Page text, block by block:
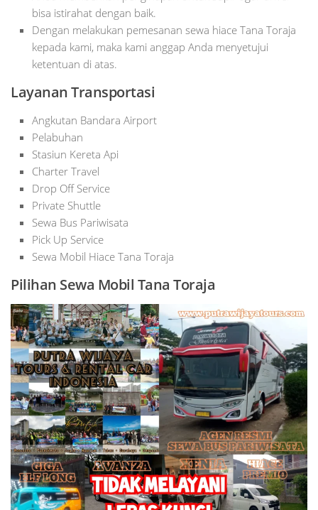
bisa istirahat dengan baik.
Dengan melakukan pemesanan sewa hiace Tana Toraja
kepada kami, maka kami anggap Anda menyetujui
ketentuan di atas.
Layanan Transportasi
Angkutan Bandara Airport
Pelabuhan
Stasiun Kereta Api
Charter Travel
Drop Off Service
Private Shuttle
Sewa Bus Pariwisata
Pick Up Service
Sewa Mobil Hiace Tana Toraja
Pilihan Sewa Mobil Tana Toraja